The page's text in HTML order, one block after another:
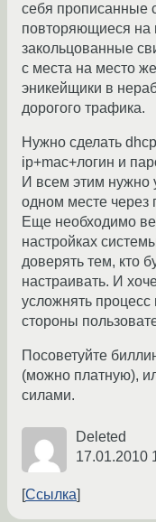
себя прописанные
повторяющиеся на
закольцованные
с места на место
эникейщики в
дорогого трафика.
Нужно сделать
ip+mac+логин и
И всем этим нужно
одном месте через
Еще необходимо
настройках
доверять тем, кто
настраивать. И
усложнять
стороны
Посоветуйте
(можно платную),
силами.
Deleted
17.01.2010
Ссылка